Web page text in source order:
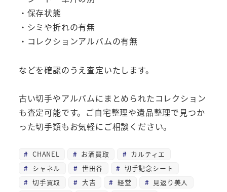
・保存状態
・シミや折れの有無
・コレクションアルバムの有無
などを確認のうえ査定いたします。
古い切手やアルバムにまとめられたコレクション
も査定可能です。ご自宅整理や遺品整理で見つか
った切手類もお気軽にご相談ください。
CHANEL お酒買取
カルティエ
シャネル
世田谷
切手記念シート
切手買取
大吉 経堂
見返り美人